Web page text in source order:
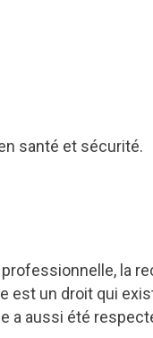
santé et sécurité.
la
est un droit qui
a aussi été